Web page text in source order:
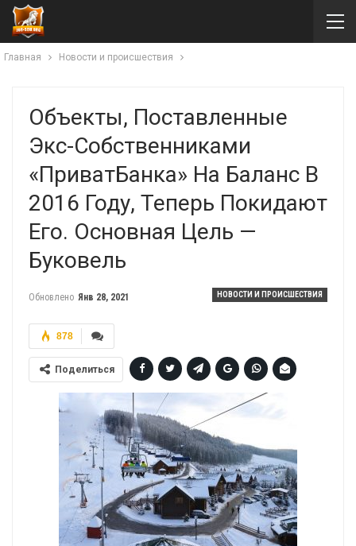
Главная Новости и происшествия
Объекты, Поставленные
Экс-Собственниками
«ПриватБанка» На Баланс В
2016 Году, Теперь Покидают
Его. Основная Цель —
Буковель
НОВОСТИ И ПРОИСШЕСТВИЯ
Обновлено Янв 28, 2021
878
Поделиться